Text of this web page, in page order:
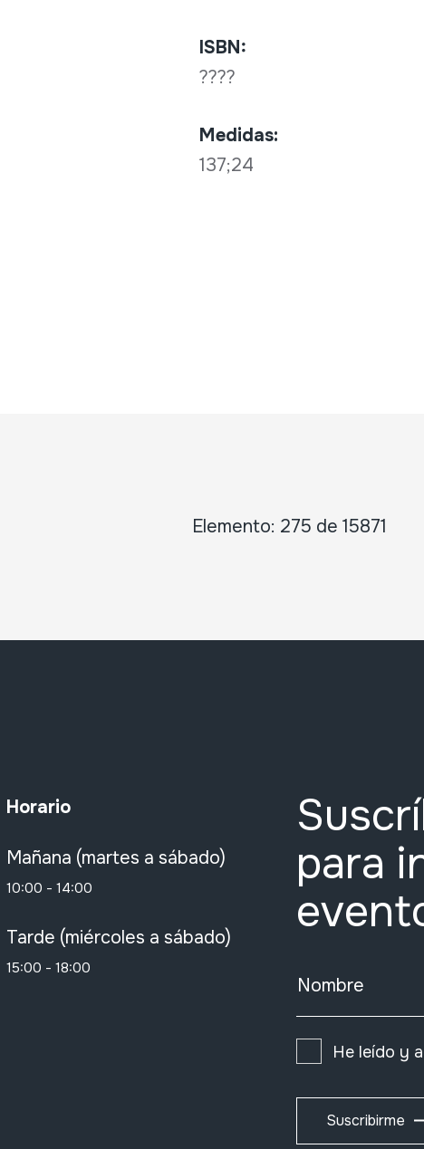
ISBN:
????
Medidas:
137;24
Elemento: 275 de 15871
Horario
Mañana (martes a sábado)
10:00 - 14:00
Tarde (miércoles a sábado)
15:00 - 18:00
para
Nombre
He leído y
Suscribirme